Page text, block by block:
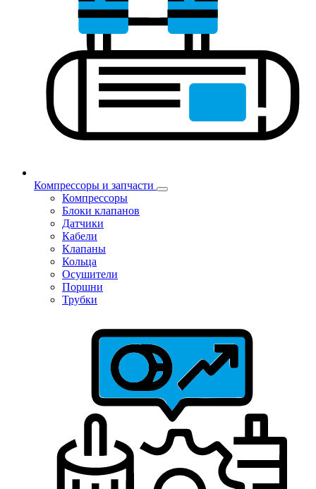
Компрессоры и запчасти
Компрессоры
Блоки клапанов
Датчики
Кабели
Клапаны
Кольца
Осушители
Поршни
Трубки